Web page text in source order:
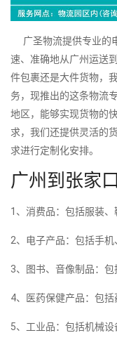
广圣物流提供专业的
速、准确地从广州运送
件包裹还是大件货物，
务，现推出的这条物流
地区，能够实现货物的
求，我们还提供灵活的
求进行定制化安排。
广州到张家
1、消费品：包括服装、
2、电子产品：包括手机
3、图书、音像制品：包
4、医药保健产品：包括
5、工业品：包括机械设